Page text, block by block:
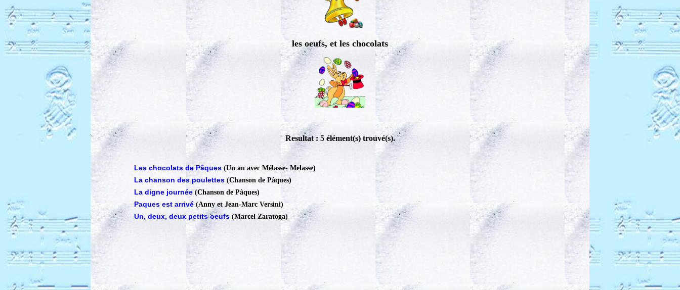
les oeufs, et les chocolats
Resultat : 5 élément(s) trouvé(s).
Les chocolats de Pâques (Un an avec Mélasse- Melasse)
La chanson des poulettes (Chanson de Pâques)
La digne journée (Chanson de Pâques)
Paques est arrivé (Anny et Jean-Marc Versini)
Un, deux, deux petits oeufs (Marcel Zaratoga)